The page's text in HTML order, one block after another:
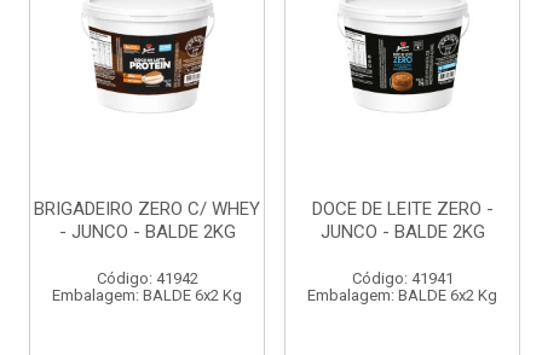
BRIGADEIRO ZERO C/ WHEY
- JUNCO - BALDE 2KG
Código: 41942
Embalagem: BALDE 6x2 Kg
DOCE DE LEITE ZERO -
JUNCO - BALDE 2KG
Código: 41941
Embalagem: BALDE 6x2 Kg